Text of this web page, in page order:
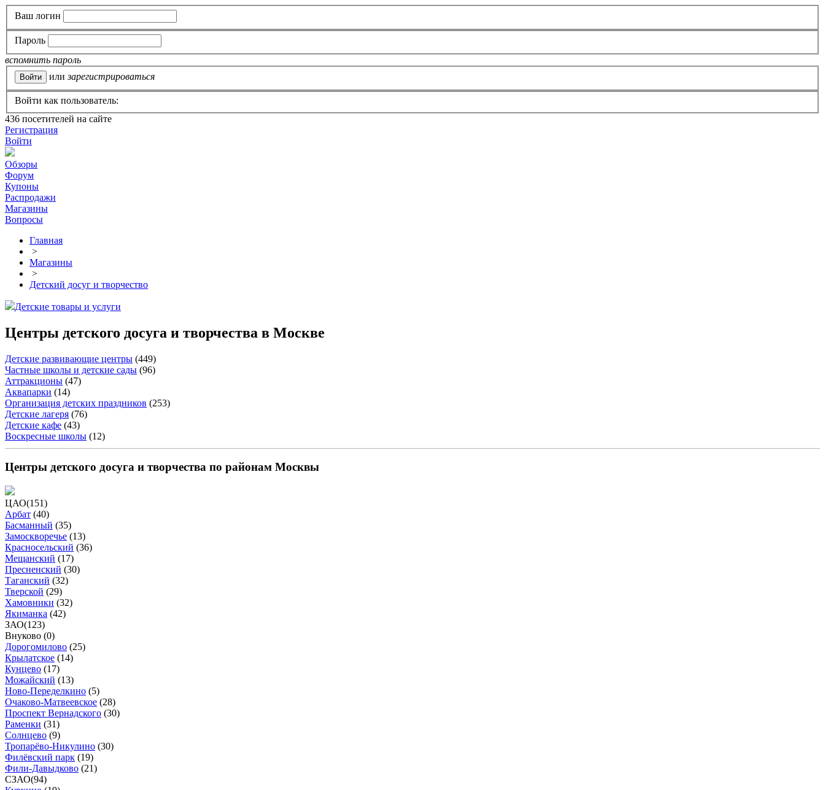
Ваш логин
Пароль
вспомнить пароль
или зарегистрироваться
Войти как пользователь:
436 посетителей на сайте
Регистрация
Войти
Обзоры
Форум
Купоны
Распродажи
Магазины
Вопросы
Главная
>
Магазины
>
Детский досуг и творчество
Детские товары и услуги
Центры детского досуга и творчества в Москве
Детские развивающие центры (449)
Частные школы и детские сады (96)
Аттракционы (47)
Аквапарки (14)
Организация детских праздников (253)
Детские лагеря (76)
Детские кафе (43)
Воскресные школы (12)
Центры детского досуга и творчества по районам Москвы
ЦАО(151)
Арбат (40)
Басманный (35)
Замоскворечье (13)
Красносельский (36)
Мещанский (17)
Пресненский (30)
Таганский (32)
Тверской (29)
Хамовники (32)
Якиманка (42)
ЗАО(123)
Внуково (0)
Дорогомилово (25)
Крылатское (14)
Кунцево (17)
Можайский (13)
Ново-Переделкино (5)
Очаково-Матвеевское (28)
Проспект Вернадского (30)
Раменки (31)
Солнцево (9)
Тропарёво-Никулино (30)
Филёвский парк (19)
Фили-Давыдково (21)
СЗАО(94)